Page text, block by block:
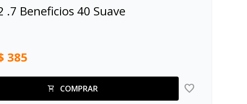
.7 Beneficios 40 Suave
385
COMPRAR